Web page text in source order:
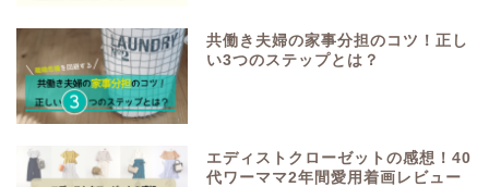
共働き夫婦の家事分担のコツ！正し
い3つのステップとは？
エディストクローゼットの感想！40
代ワーママ2年間愛用着画レビュー